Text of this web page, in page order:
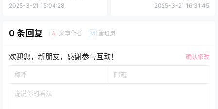
2025-3-21 15:04:28 2025-3-21 16:31:45
0 条回复 A 文章作者 M 管理员
欢迎您，新朋友，感谢参与互动！ 确认修改